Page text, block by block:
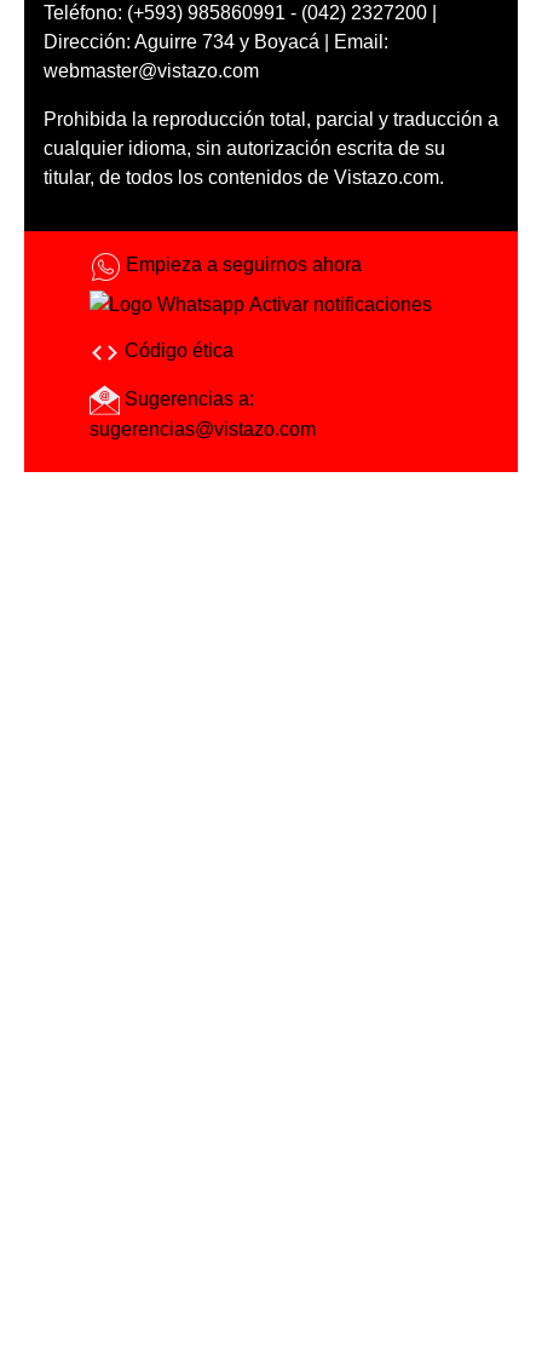
Teléfono: (+593) 985860991 - (042) 2327200 |
Dirección: Aguirre 734 y Boyacá | Email:
webmaster@vistazo.com
Prohibida la reproducción total, parcial y traducción a
cualquier idioma, sin autorización escrita de su
titular, de todos los contenidos de Vistazo.com.
Empieza a seguirnos ahora
Activar notificaciones
Código ética
Sugerencias a:
sugerencias@vistazo.com